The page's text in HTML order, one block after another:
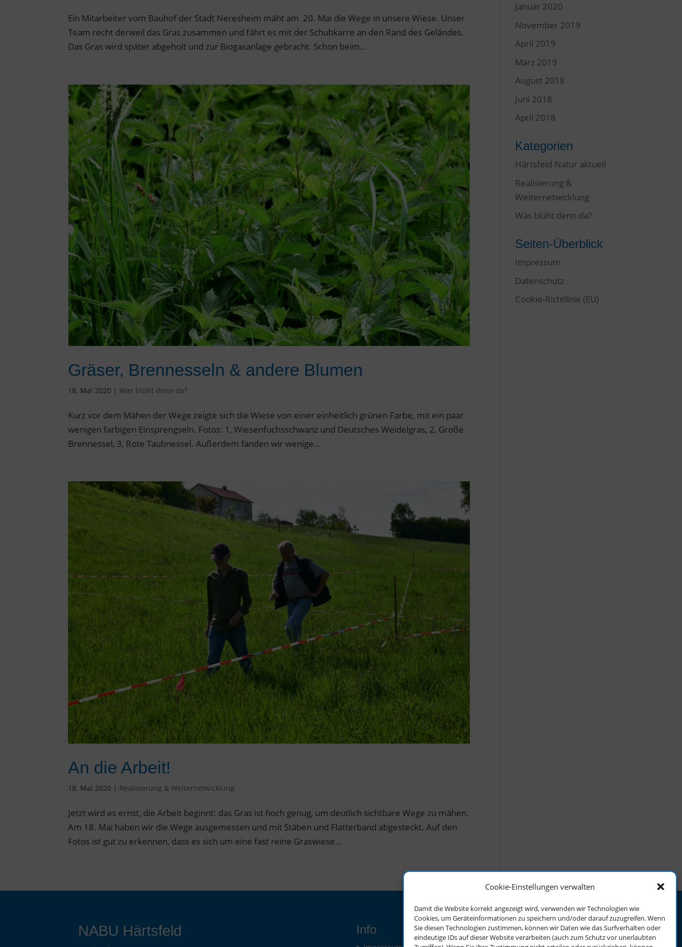
Cookie-Einstellungen verwalten
Damit die Website korrekt angezeigt wird, verwenden wir Technologien wie
Cookies, um Geräteinformationen zu speichern und/oder darauf zuzugreifen. Wenn
Sie diesen Technologien zustimmen, können wir Daten wie das Surfverhalten oder
eindeutige IDs auf dieser Website verarbeiten (auch zum Schutz vor unerlaubten
Ein Mitarbeiter vom Bauhof der Stadt Neresheim mäht am 20. Mai die Wege in unsere Wiese. Unser
Team recht derweil das Gras zusammen und fährt es mit der Schubkarre an den Rand des Geländes.
Das Gras wird später abgeholt und zur Biogasanlage gebracht. Schon beim...
Gräser, Brennesseln & andere Blumen
18. Mai 2020 |Was blüht denn da?
Kurz vor dem Mähen der Wege zeigte sich die Wiese von einer einheitlich grünen Farbe, mit ein paar
wenigen farbigen Einsprengseln. Fotos: 1, Wiesenfuchsschwanz und Deutsches Weidelgras, 2, Große
Brennessel, 3, Rote Taubnessel. Außerdem fanden wir wenige...
An die Arbeit!
18. Mai 2020 | Realisierung & Weiternetwicklung
Jetzt wird es ernst, die Arbeit beginnt: das Gras ist hoch genug, um deutlich sichtbare Wege zu mähen.
Am 18. Mai haben wir die Wege ausgemessen und mit Stäben und Flatterband abgesteckt. Auf den
Fotos ist gut zu erkennen, dass es sich um eine fast reine Graswiese...
Januar 2020
November 2019
April 2019
März 2019
August 2018
Juni 2018
April 2018
Kategorien
Härtsfeld-Natur aktuell
Realisierung &
Weiternetwicklung
Was blüht denn da?
Seiten-Überblick
Impressum
Datenschutz
Cookie-Richtlinie (EU)
NABU Härtsfeld Info